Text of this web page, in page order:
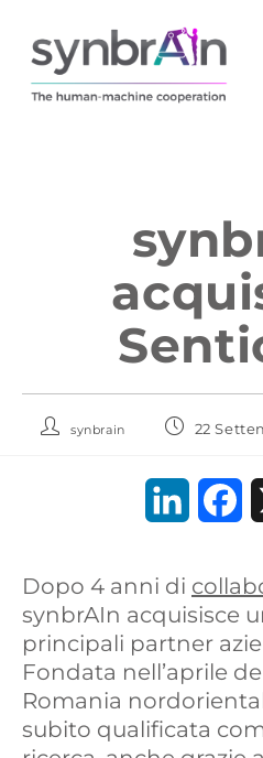
synbrain 22
n
e
d
c
e
b
o
Dopo 4 anni di
synbrAIn acquisisce
principali partner
Fondata nell’aprile
Romania
subito qualificata